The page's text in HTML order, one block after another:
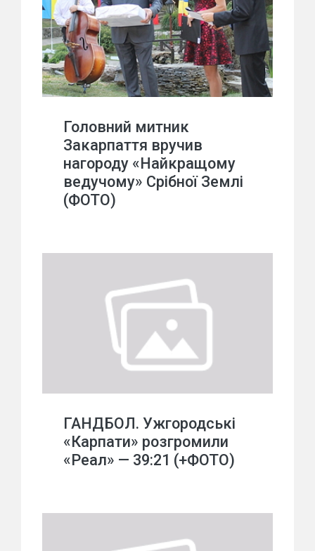
Головний митник
Закарпаття вручив
нагороду «Найкращому
ведучому» Срібної Землі
(ФОТО)
ГАНДБОЛ. Ужгородські
«Карпати» розгромили
«Реал» — 39:21 (+ФОТО)